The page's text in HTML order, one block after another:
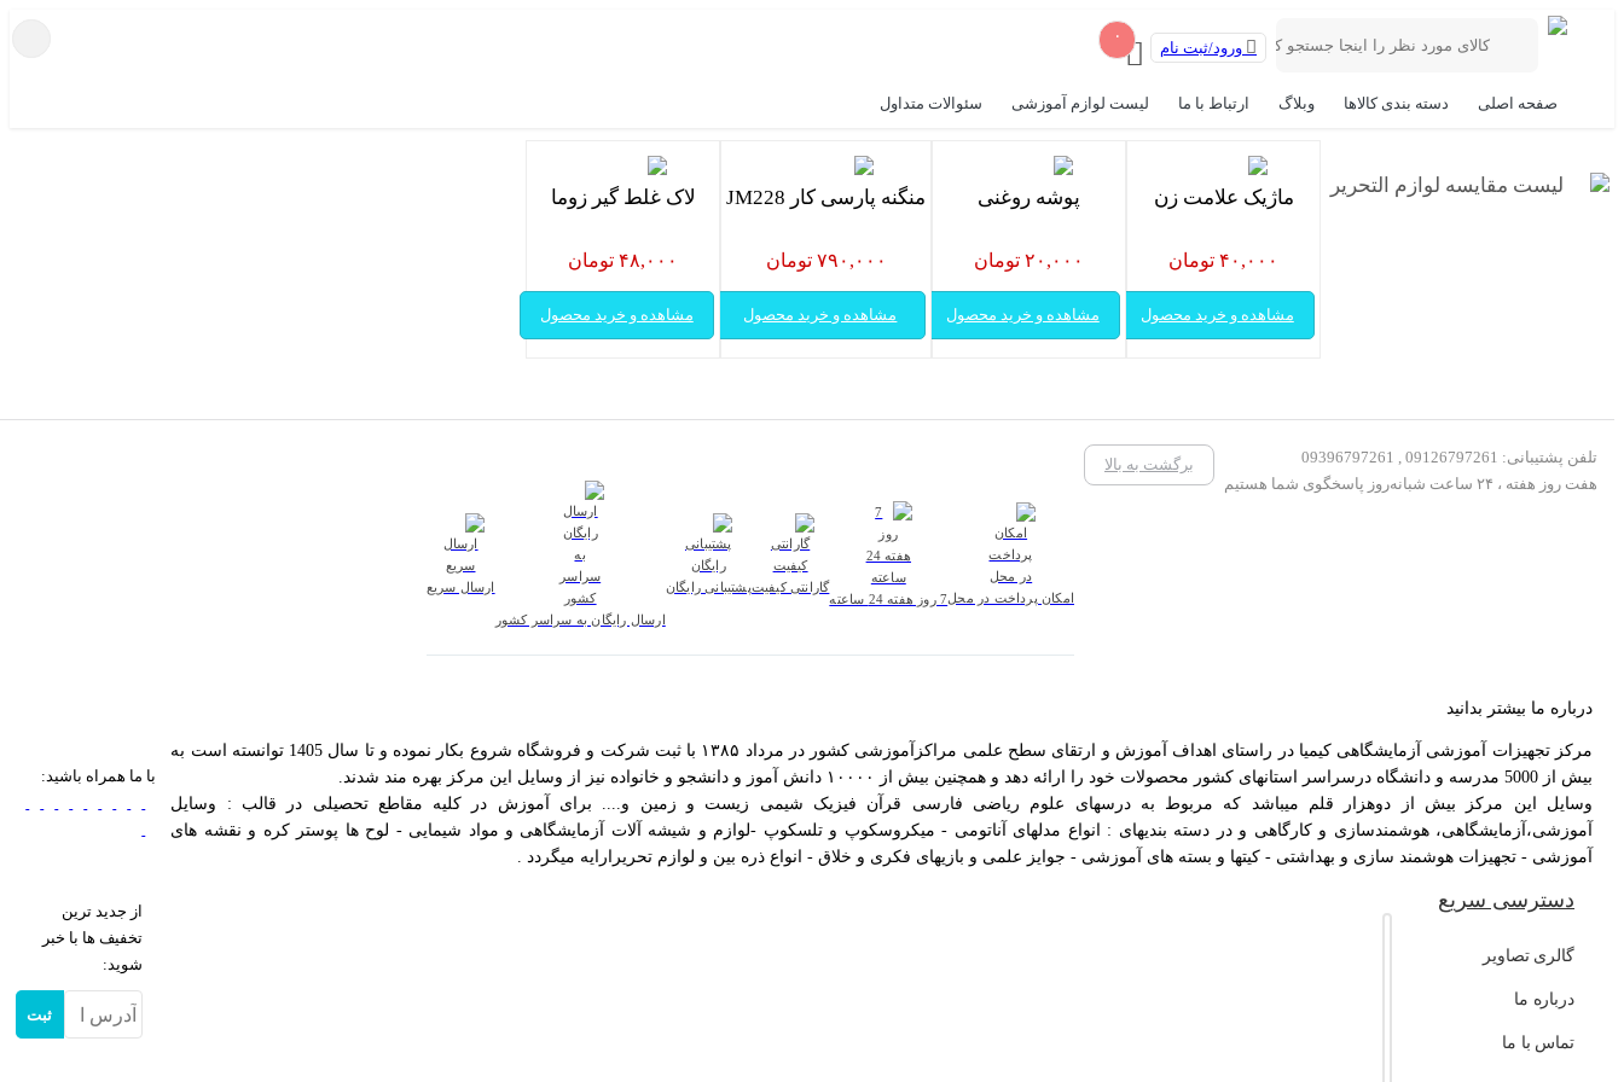
۰
ورود/ثبت نام
صفحه اصلی دسته بندی کالاها وبلاگ ارتباط با ما لیست لوازم آموزشی سئوالات متداول
لیست مقایسه لوازم التحریر
ماژیک علامت زن
۴۰,۰۰۰ تومان
مشاهده و خرید محصول
پوشه روغنی
۲۰,۰۰۰ تومان
مشاهده و خرید محصول
منگنه پارسی کار JM228
۷۹۰,۰۰۰ تومان
مشاهده و خرید محصول
لاک غلط گیر زوما
۴۸,۰۰۰ تومان
مشاهده و خرید محصول
تلفن پشتیبانی: 09126797261 , 09396797261
هفت روز هفته ، ۲۴ ساعت شبانه‌روز پاسخگوی شما هستیم
برگشت به بالا
امکان پرداخت در محل7 روز هفته 24 ساعته
گارانتی کیفیتپشتیبانی رایگان
ارسال رایگان به سراسر کشور
ارسال سریع
درباره ما بیشتر بدانید
مرکز تجهیزات آموزشی آزمایشگاهی کیمیا در راستای اهداف آموزش و ارتقای سطح علمی مراکزآموزشی کشور در مرداد ۱۳۸۵ با ثبت شرکت و فروشگاه شروع بکار نموده و تا سال 1405 توانسته است به
بیش از 5000 مدرسه و دانشگاه درسراسر استانهای کشور محصولات خود را ارائه دهد و همچنین بیش از ۱۰۰۰۰ دانش آموز و دانشجو و خانواده نیز از وسایل این مرکز بهره مند شدند.
وسایل این مرکز بیش از دوهزار قلم میباشد که مربوط به درسهای علوم ریاضی فارسی قرآن فیزیک شیمی زیست و زمین و.... برای آموزش در کلیه مقاطع تحصیلی در قالب : وسایل
آموزشی،آزمایشگاهی، هوشمندسازی و کارگاهی و در دسته بندیهای : انواع مدلهای آناتومی - میکروسکوپ و تلسکوپ -لوازم و شیشه آلات آزمایشگاهی و مواد شیمایی - لوح ها پوستر کره و نقشه های
آموزشی - تجهیزات هوشمند سازی و بهداشتی - کیتها و بسته های آموزشی - جوایز علمی و بازیهای فکری و خلاق - انواع ذره بین و لوازم تحریرارایه میگردد .
دسترسی سریع
گالری تصاویر
درباره ما
تماس با ما
با ما همراه باشید:
از جدید ترین
تخفیف ها با خبر
شوید:
ثبت